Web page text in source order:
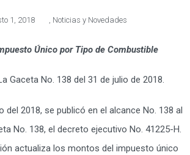
1, 2018 Noticias y Novedades
Único por Tipo de Combustible
Gaceta No. 138 del 31 de julio de 2018.
del 2018, se publicó en el alcance No. 138 al
No. 138, el decreto ejecutivo No. 41225-H.
actualiza los montos del impuesto único